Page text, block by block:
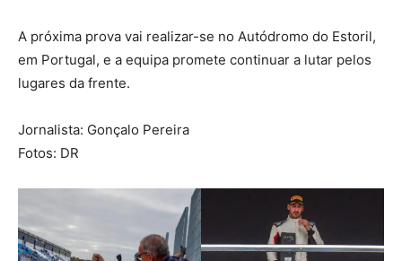
A próxima prova vai realizar-se no Autódromo do Estoril,
em Portugal, e a equipa promete continuar a lutar pelos
lugares da frente.
Jornalista: Gonçalo Pereira
Fotos: DR